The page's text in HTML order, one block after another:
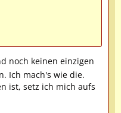
noch keinen einzigen
Ich mach's wie die.
ist, setz ich mich aufs